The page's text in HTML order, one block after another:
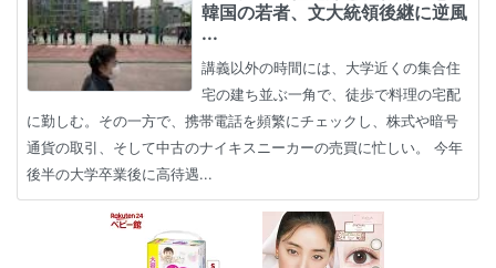
韓国の若者、文大統領後継に逆風
...
講義以外の時間には、大学近くの集合住
宅の建ち並ぶ一角で、徒歩で料理の宅配
に勤しむ。その一方で、携帯電話を頻繁にチェックし、株式や暗号
通貨の取引、そして中古のナイキスニーカーの売買に忙しい。 今年
後半の大学卒業後に高待遇...